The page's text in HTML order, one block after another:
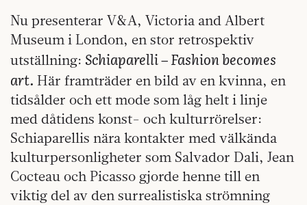
Nu presenterar V&A, Victoria and Albert
Museum i London, en stor retrospektiv
utställning: Schiaparelli – Fashion becomes
art. Här framträder en bild av en kvinna, en
tidsålder och ett mode som låg helt i linje
med dåtidens konst- och kulturrörelser:
Schiaparellis nära kontakter med välkända
kulturpersonligheter som Salvador Dali, Jean
Cocteau och Picasso gjorde henne till en
viktig del av den surrealistiska strömning